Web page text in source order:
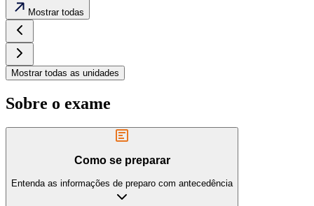
Mostrar todas
Mostrar todas as unidades
Sobre o exame
Como se preparar
Entenda as informações de preparo com antecedência